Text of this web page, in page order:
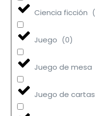
Ciencia ficción (
Juego (0)
Juego de mesa
Juego de cartas